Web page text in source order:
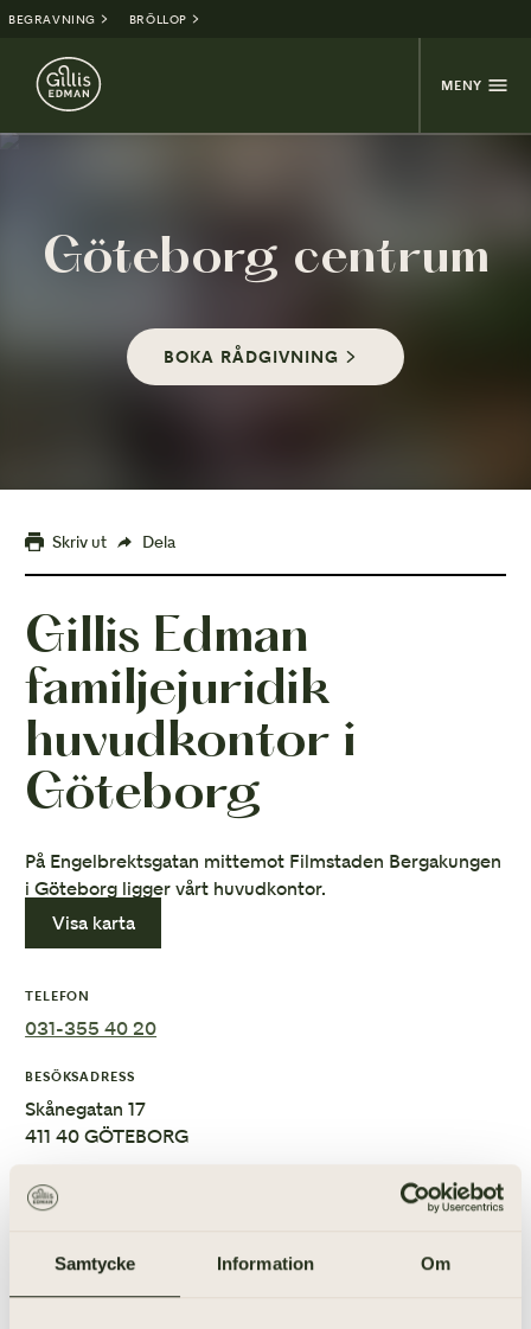
Samtycke Information Om
BEGRAVNING BRÖLLOP
MENY
Göteborg centrum
BOKA RÅDGIVNING
Skriv ut Dela
Gillis Edman
familjejuridik
huvudkontor i
Göteborg
På Engelbrektsgatan mittemot Filmstaden Bergakungen
i Göteborg ligger vårt huvudkontor.
Visa karta
TELEFON
031-355 40 20
BESÖKSADRESS
Skånegatan 17
411 40 GÖTEBORG
CAJSA LÖFMARK